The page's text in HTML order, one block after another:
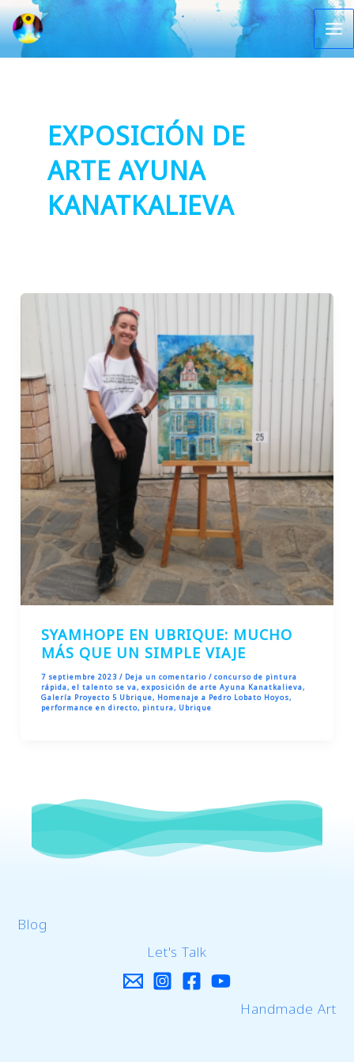
Ir
al
contenido
EXPOSICIÓN DE
ARTE AYUNA
KANATKALIEVA
SYAMHOPE EN UBRIQUE: MUCHO
MÁS QUE UN SIMPLE VIAJE
7 septiembre 2023 / Deja un comentario / concurso de pintura
rápida, el talento se va, exposición de arte Ayuna Kanatkalieva,
Galería Proyecto 5 Ubrique, Homenaje a Pedro Lobato Hoyos,
performance en directo, pintura, Ubrique
Blog
Let's Talk
Handmade Art